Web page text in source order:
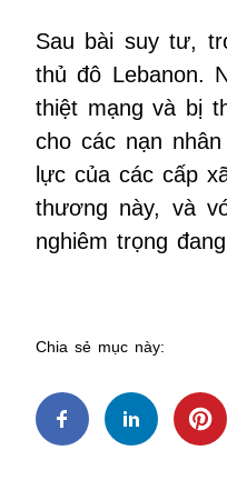
Sau bài suy tư,
thủ đô Lebanon.
thiệt mạng và bị
cho các nạn
lực của các cấp
thương này, và
nghiêm trọng
Chia sẻ mục này: